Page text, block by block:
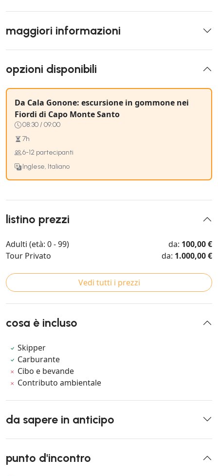
maggiori informazioni
opzioni disponibili
Da Cala Gonone: escursione in gommone nei
Fiordi di Capo Monte Santo
08:30 / 09:00
7h
6-12 partecipanti
Inglese, Italiano
listino prezzi
Adulti (età: 0 - 99) da: 100,00 €
Tour Privato
da: 1.000,00 €
Vedi tutti i prezzi
cosa è incluso
Skipper
Carburante
Cibo e bevande
Contributo ambientale
da sapere in anticipo
punto d'incontro